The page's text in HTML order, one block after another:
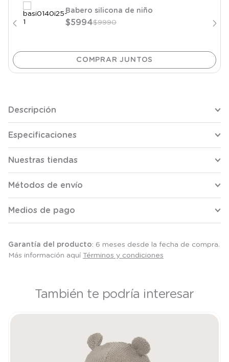
Babero silicona de niño
$5994$9990
Descripción
Especificaciones
Nuestras tiendas
Métodos de envío
Medios de pago
Garantía del producto: 6 meses desde la fecha de compra.
Más información aquí Términos y condiciones
También te podría interesar